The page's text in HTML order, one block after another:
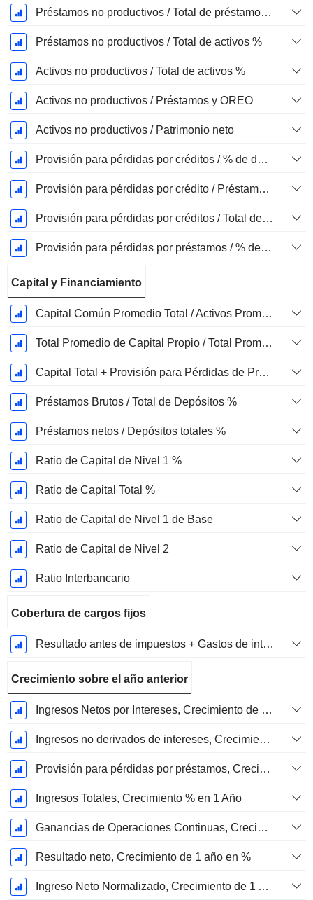
Préstamos no productivos / Total de préstamos %
Préstamos no productivos / Total de activos %
Activos no productivos / Total de activos %
Activos no productivos / Préstamos y OREO
Activos no productivos / Patrimonio neto
Provisión para pérdidas por créditos / % de depreciaciones netas
Provisión para pérdidas por crédito / Préstamos no productivos %
Provisión para pérdidas por créditos / Total de préstamos %
Provisión para pérdidas por préstamos / % de depreciaciones netas
Capital y Financiamiento
Capital Común Promedio Total / Activos Promedio Total %
Total Promedio de Capital Propio / Total Promedio de Activos %
Capital Total + Provisión para Pérdidas de Préstamos / Total de Préstamos %
Préstamos Brutos / Total de Depósitos %
Préstamos netos / Depósitos totales %
Ratio de Capital de Nivel 1 %
Ratio de Capital Total %
Ratio de Capital de Nivel 1 de Base
Ratio de Capital de Nivel 2
Ratio Interbancario
Cobertura de cargos fijos
Resultado antes de impuestos + Gastos de interés / Gastos de interés
Crecimiento sobre el año anterior
Ingresos Netos por Intereses, Crecimiento de 1 Año en %
Ingresos no derivados de intereses, Crecimiento de 1 año en %
Provisión para pérdidas por préstamos, Crecimiento de 1 año en %
Ingresos Totales, Crecimiento % en 1 Año
Ganancias de Operaciones Continuas, Crecimiento de 1 Año en %
Resultado neto, Crecimiento de 1 año en %
Ingreso Neto Normalizado, Crecimiento de 1 Año en %